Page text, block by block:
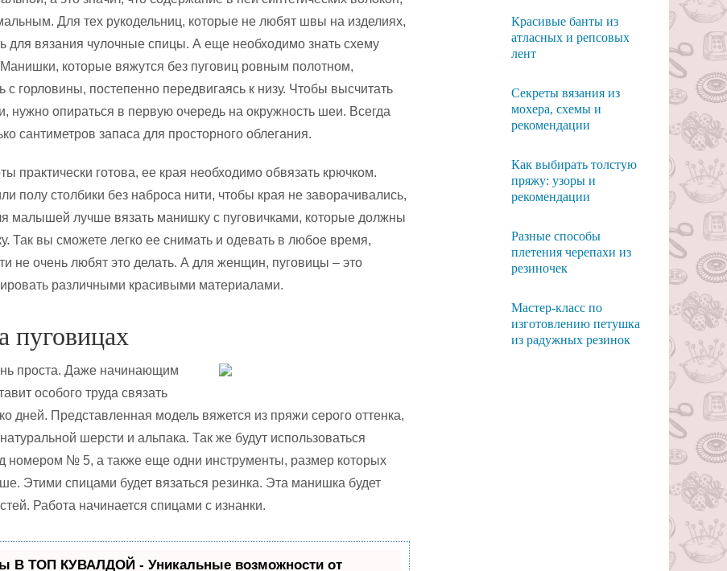
Для тех рукодельниц, которые не любят швы на изделиях,
для вязания чулочные спицы. А еще необходимо знать схему
которые вяжутся без пуговиц ровным полотном,
с горловины, постепенно передвигаясь к низу. Чтобы высчитать
нужно опираться в первую очередь на окружность шеи. Всегда
сантиметров запаса для просторного облегания.
практически готова, ее края необходимо обвязать крючком.
полу столбики без наброса нити, чтобы края не заворачивались,
малышей лучше вязать манишку с пуговичками, которые должны
Так вы сможете легко ее снимать и одевать в любое время,
не очень любят это делать. А для женщин, пуговицы – это
различными красивыми материалами.
пуговицах
проста. Даже начинающим
особого труда связать
дней. Представленная модель вяжется из пряжи серого оттенка,
шерсти и альпака. Так же будут использоваться
номером № 5, а также еще одни инструменты, размер которых
Этими спицами будет вязаться резинка. Эта манишка будет
Работа начинается спицами с изнанки.
В ТОП КУВАЛДОЙ - Уникальные возможности от
Красивые банты из
атласных и репсовых
лент
Секреты вязания из
мохера, схемы и
рекомендации
Как выбирать толстую
пряжу: узоры и
рекомендации
Разные способы
плетения черепахи из
резиночек
Мастер-класс по
изготовлению петушка
из радужных резинок